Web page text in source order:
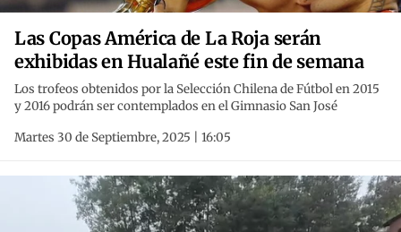
Las Copas América de La Roja serán
exhibidas en Hualañé este fin de semana
Los trofeos obtenidos por la Selección Chilena de Fútbol en 2015
y 2016 podrán ser contemplados en el Gimnasio San José
Martes 30 de Septiembre, 2025 | 16:05